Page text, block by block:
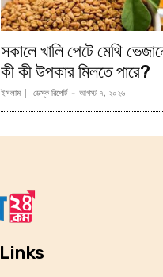
সকালে খালি পেটে মেথি
কী কী উপকার মিলতে পারে?
ইসলাম ডেস্ক রিপোর্ট - আগস্ট ৭, ২০২৬
Links